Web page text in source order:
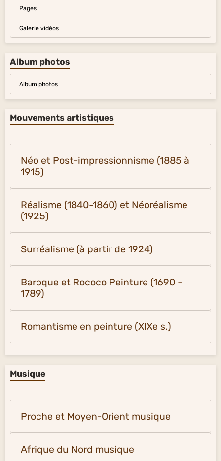
Pages
Galerie vidéos
Album photos
Album photos
Mouvements artistiques
Néo et Post-impressionnisme (1885 à
1915)
Réalisme (1840-1860) et Néoréalisme
(1925)
Surréalisme (à partir de 1924)
Baroque et Rococo Peinture (1690 -
1789)
Romantisme en peinture (XIXe s.)
Musique
Proche et Moyen-Orient musique
Afrique du Nord musique